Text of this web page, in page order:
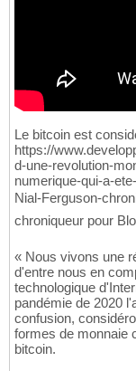
Le bitcoin est
https://
d-une-revolution-
numerique-qui-a-
Nial-Ferguson-
chroniqueur pour
« Nous vivons une
d'entre nous en
technologique
pandémie de 2020
confusion,
formes de monnaie
bitcoin.